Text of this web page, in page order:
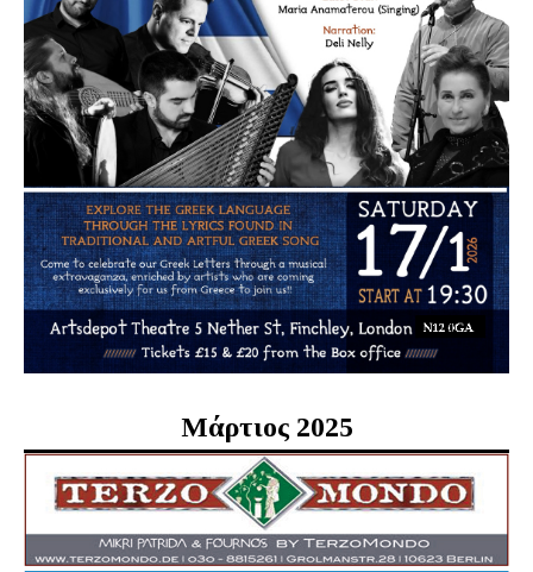
Μάρτιος 2025